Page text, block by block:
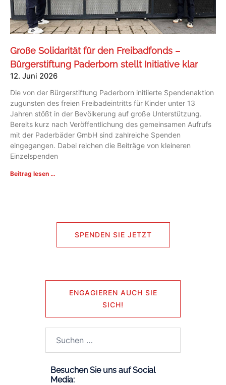
Große Solidarität für den Freibadfonds –
Bürgerstiftung Paderborn stellt Initiative klar
12. Juni 2026
Die von der Bürgerstiftung Paderborn initiierte Spendenaktion
zugunsten des freien Freibadeintritts für Kinder unter 13
Jahren stößt in der Bevölkerung auf große Unterstützung.
Bereits kurz nach Veröffentlichung des gemeinsamen Aufrufs
mit der Paderbäder GmbH sind zahlreiche Spenden
eingegangen. Dabei reichen die Beiträge von kleineren
Einzelspenden
Beitrag lesen …
SPENDEN SIE JETZT
ENGAGIEREN AUCH SIE
SICH!
Besuchen Sie uns auf Social
Media: